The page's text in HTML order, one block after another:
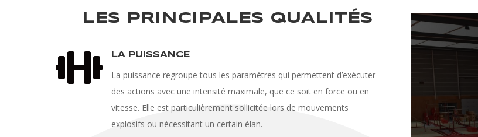
LES PRINCIPALES QUALITÉS
 LA PUISSANCE
La puissance regroupe tous les paramètres qui permettent d’exécuter
des actions avec une intensité maximale, que ce soit en force ou en
vitesse. Elle est particulièrement sollicitée lors de mouvements
explosifs ou nécessitant un certain élan.